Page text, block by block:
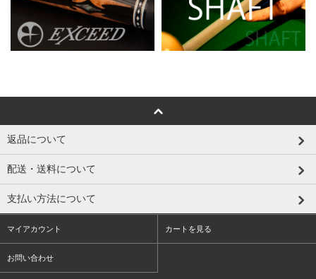
返品について
配送・送料について
支払い方法について
マイアカウント カートを見る
お問い合わせ